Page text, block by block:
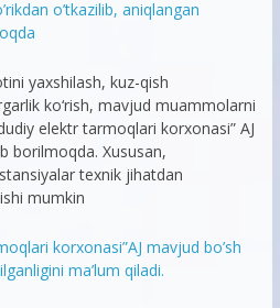
o’tkazilib, aniqlangan
yaxshilash, kuz-qish
ko‘rish, mavjud muammolarni
elektr tarmoqlari korxonasi” AJ
borilmoqda. Xususan,
texnik jihatdan
mumkin
korxonasi”AJ mavjud bo’sh
ma’lum qiladi.